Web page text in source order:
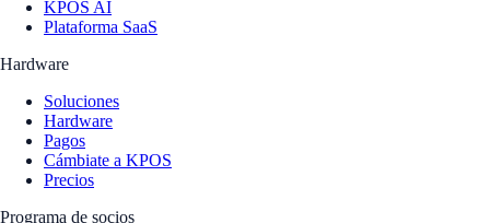
KPOS AI
Plataforma SaaS
Hardware
Soluciones
Hardware
Pagos
Cámbiate a KPOS
Precios
Programa de socios